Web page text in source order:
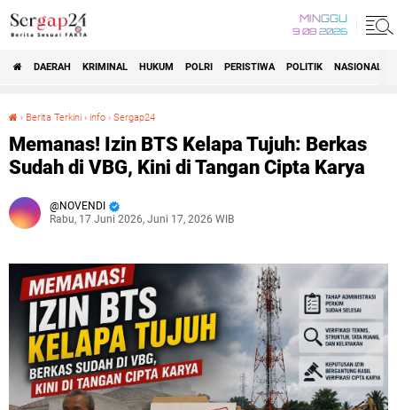
MINGGU
9 08 2026
DAERAH KRIMINAL HUKUM POLRI PERISTIWA POLITIK NASIONAL
› Berita Terkini › info › Sergap24
Memanas! Izin BTS Kelapa Tujuh: Berkas
Sudah di VBG, Kini di Tangan Cipta Karya
NOVENDI
Rabu, 17 Juni 2026, Juni 17, 2026 WIB